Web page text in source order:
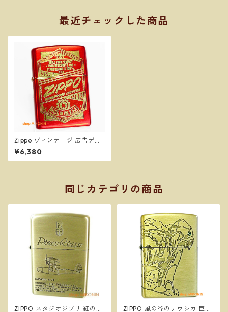
最近チェックした商品
Zippo ヴィンテージ 広告デザ
イン It Works Design #4862
0 ジッポー オイルライター
¥6,380
同じカテゴリの商品
ZIPPO スタジオジブリ 紅の豚 ZIPPO 風の谷のナウシカ 巨神